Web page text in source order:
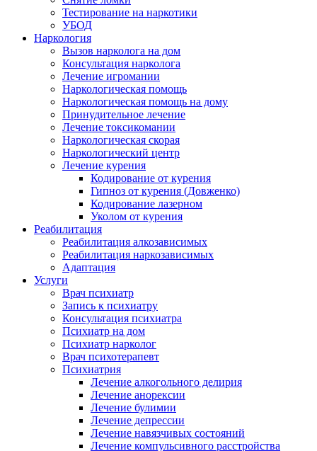
Тестирование на наркотики
УБОД
Наркология
Вызов нарколога на дом
Консультация нарколога
Лечение игромании
Наркологическая помощь
Наркологическая помощь на дому
Принудительное лечение
Лечение токсикомании
Наркологическая скорая
Наркологический центр
Лечение курения
Кодирование от курения
Гипноз от курения (Довженко)
Кодирование лазерном
Уколом от курения
Реабилитация
Реабилитация алкозависимых
Реабилитация наркозависимых
Адаптация
Услуги
Врач психиатр
Запись к психиатру
Консультация психиатра
Психиатр на дом
Психиатр нарколог
Врач психотерапевт
Психиатрия
Лечение алкогольного делирия
Лечение анорексии
Лечение булимии
Лечение депрессии
Лечение навязчивых состояний
Лечение компульсивного расстройства